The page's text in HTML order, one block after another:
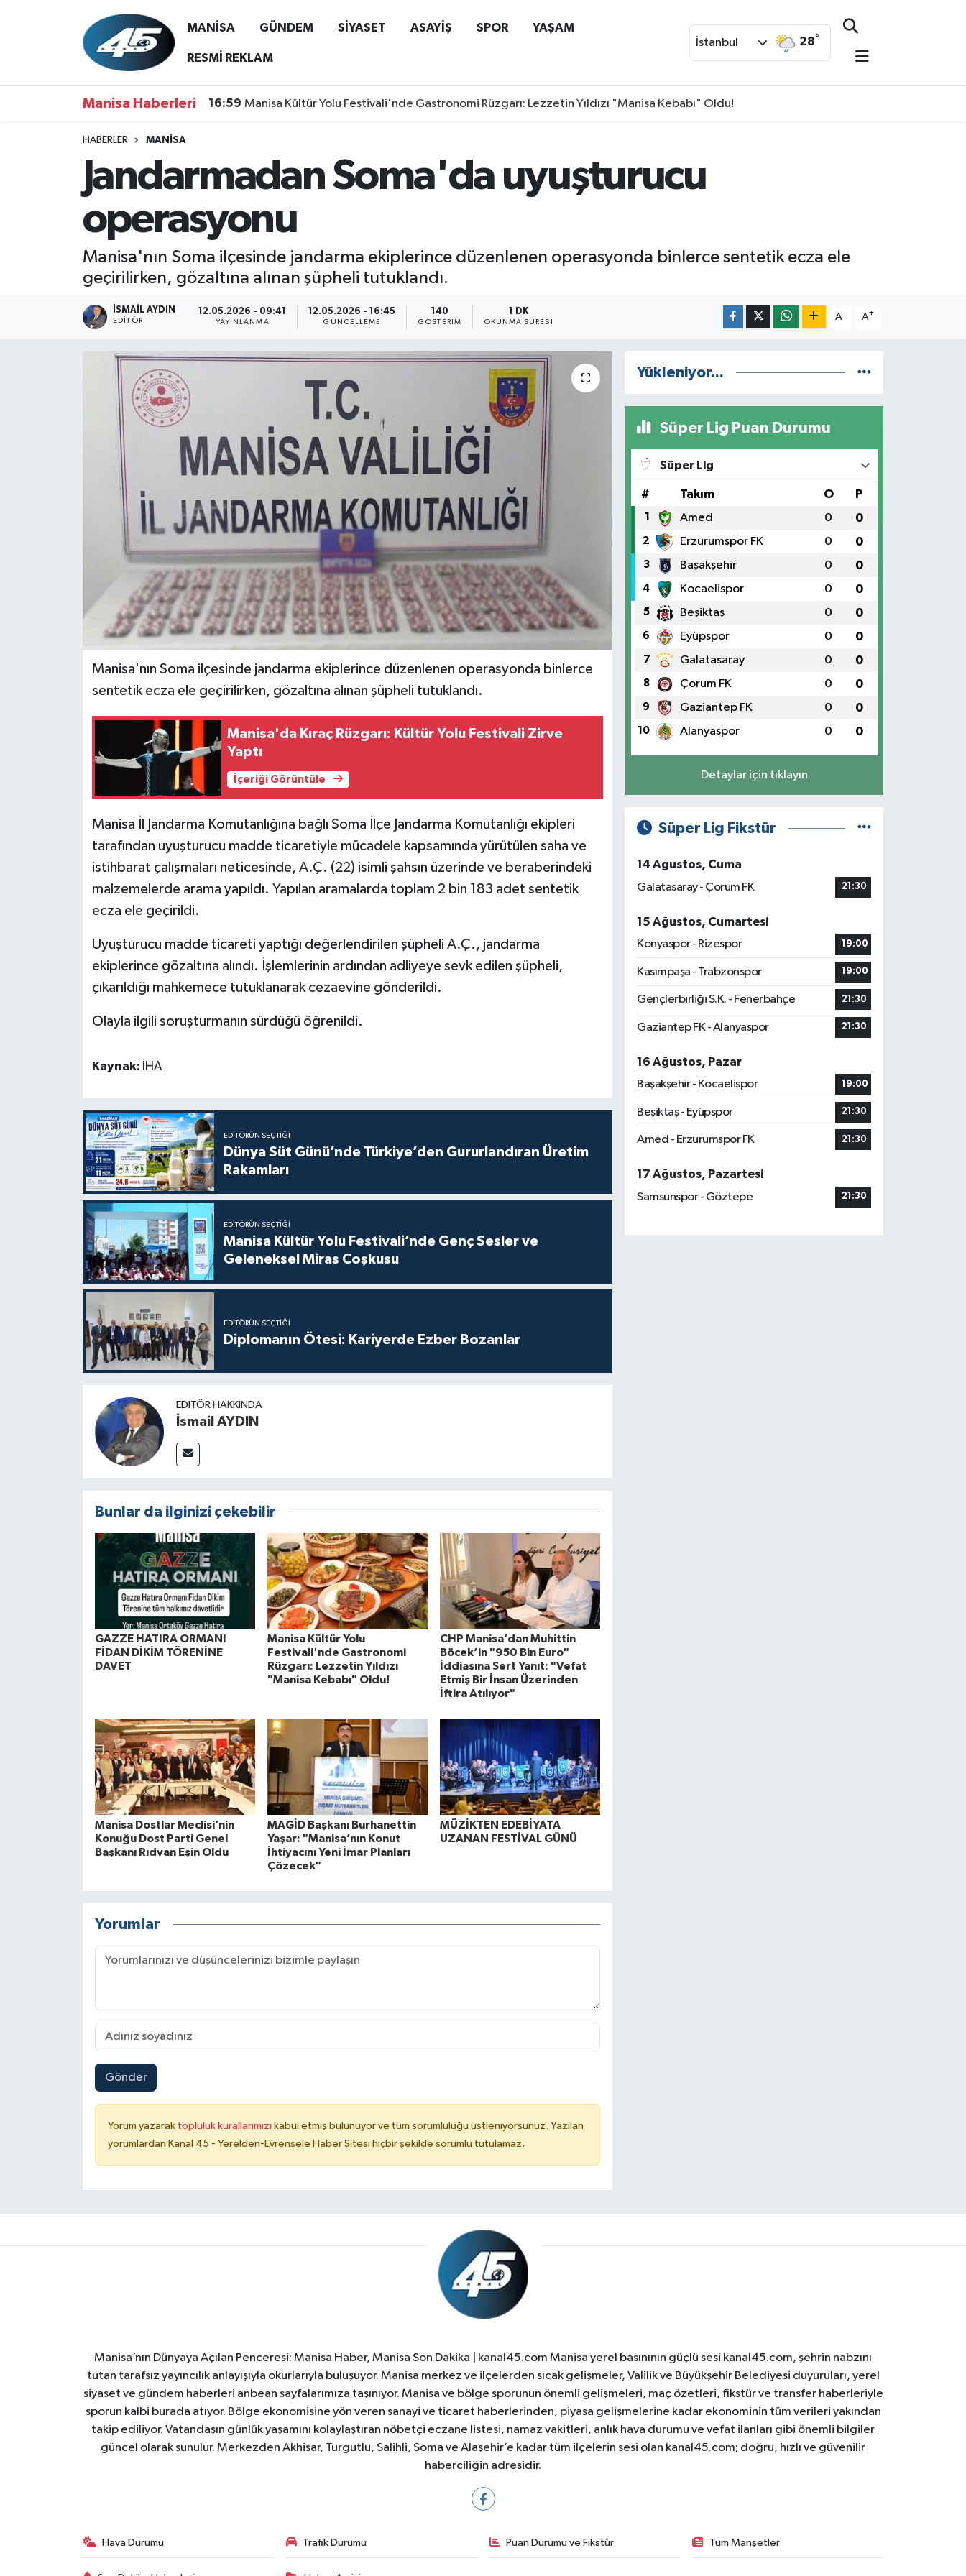
MANİSA GÜNDEM SİYASET ASAYİŞ SPOR YAŞAM
RESMİ REKLAM
İstanbul 28°
Manisa Haberleri 16:59 Manisa Kültür Yolu Festivali'nde Gastronomi Rüzgarı: Lezzetin Yıldızı "Manisa Kebabı" Oldu!
HABERLER MANİSA
Jandarmadan Soma'da uyuşturucu
operasyonu
Manisa'nın Soma ilçesinde jandarma ekiplerince düzenlenen operasyonda binlerce sentetik ecza ele
geçirilirken, gözaltına alınan şüpheli tutuklandı.
İSMAIL AYDIN
EDITÖR
12.05.2026 - 09:41
YAYINLANMA
12.05.2026 - 16:45
GÜNCELLEME
140
GÖSTERIM
1 DK
OKUNMA SÜRESI
A- A+
Manisa'nın Soma ilçesinde jandarma ekiplerince düzenlenen operasyonda binlerce
sentetik ecza ele geçirilirken, gözaltına alınan şüpheli tutuklandı.
Manisa'da Kıraç Rüzgarı: Kültür Yolu Festivali Zirve
Yaptı
İçeriği Görüntüle
Manisa İl Jandarma Komutanlığına bağlı Soma İlçe Jandarma Komutanlığı ekipleri
tarafından uyuşturucu madde ticaretiyle mücadele kapsamında yürütülen saha ve
istihbarat çalışmaları neticesinde, A.Ç. (22) isimli şahsın üzerinde ve beraberindeki
malzemelerde arama yapıldı. Yapılan aramalarda toplam 2 bin 183 adet sentetik
ecza ele geçirildi.
Uyuşturucu madde ticareti yaptığı değerlendirilen şüpheli A.Ç., jandarma
ekiplerince gözaltına alındı. İşlemlerinin ardından adliyeye sevk edilen şüpheli,
çıkarıldığı mahkemece tutuklanarak cezaevine gönderildi.
Olayla ilgili soruşturmanın sürdüğü öğrenildi.
Kaynak: İHA
EDITÖRÜN SEÇTIĞI
Dünya Süt Günü’nde Türkiye’den Gururlandıran Üretim
Rakamları
EDITÖRÜN SEÇTIĞI
Manisa Kültür Yolu Festivali’nde Genç Sesler ve
Geleneksel Miras Coşkusu
EDITÖRÜN SEÇTIĞI
Diplomanın Ötesi: Kariyerde Ezber Bozanlar
EDITÖR HAKKINDA
İsmail AYDIN
Bunlar da ilginizi çekebilir
GAZZE HATIRA ORMANI
FİDAN DİKİM TÖRENİNE
DAVET
Manisa Kültür Yolu
Festivali'nde Gastronomi
Rüzgarı: Lezzetin Yıldızı
"Manisa Kebabı" Oldu!
CHP Manisa’dan Muhittin
Böcek’in "950 Bin Euro"
İddiasına Sert Yanıt: "Vefat
Etmiş Bir İnsan Üzerinden
İftira Atılıyor"
Manisa Dostlar Meclisi’nin
Konuğu Dost Parti Genel
Başkanı Rıdvan Eşin Oldu
MAGİD Başkanı Burhanettin
Yaşar: "Manisa’nın Konut
İhtiyacını Yeni İmar Planları
Çözecek"
MÜZİKTEN EDEBİYATA
UZANAN FESTİVAL GÜNÜ
Yorumlar
Gönder
Yorum yazarak topluluk kurallarımızı kabul etmiş bulunuyor ve tüm sorumluluğu üstleniyorsunuz. Yazılan
yorumlardan Kanal 45 - Yerelden-Evrensele Haber Sitesi hiçbir şekilde sorumlu tutulamaz.
Yükleniyor...
Süper Lig Puan Durumu
Süper Lig
# Takım O P
1 Amed 0 0
2 Erzurumspor FK 0 0
3 Başakşehir 0 0
4 Kocaelispor 0 0
5 Beşiktaş 0 0
6 Eyüpspor 0 0
7 Galatasaray 0 0
8 Çorum FK 0 0
9 Gaziantep FK 0 0
10 Alanyaspor 0 0
Detaylar için tıklayın
Süper Lig Fikstür
14 Ağustos, Cuma
Galatasaray - Çorum FK
21:30
15 Ağustos, Cumartesi
Konyaspor - Rizespor
19:00
Kasımpaşa - Trabzonspor 19:00
Gençlerbirliği S.K. - Fenerbahçe 21:30
Gaziantep FK - Alanyaspor 21:30
16 Ağustos, Pazar
Başakşehir - Kocaelispor
19:00
Beşiktaş - Eyüpspor 21:30
Amed - Erzurumspor FK 21:30
17 Ağustos, Pazartesi
Samsunspor - Göztepe
21:30
Manisa’nın Dünyaya Açılan Penceresi: Manisa Haber, Manisa Son Dakika | kanal45.com Manisa yerel basınının güçlü sesi kanal45.com, şehrin nabzını
tutan tarafsız yayıncılık anlayışıyla okurlarıyla buluşuyor. Manisa merkez ve ilçelerden sıcak gelişmeler, Valilik ve Büyükşehir Belediyesi duyuruları, yerel
siyaset ve gündem haberleri anbean sayfalarımıza taşınıyor. Manisa ve bölge sporunun önemli gelişmeleri, maç özetleri, fikstür ve transfer haberleriyle
sporun kalbi burada atıyor. Bölge ekonomisine yön veren sanayi ve ticaret haberlerinden, piyasa gelişmelerine kadar ekonominin tüm verileri yakından
takip ediliyor. Vatandaşın günlük yaşamını kolaylaştıran nöbetçi eczane listesi, namaz vakitleri, anlık hava durumu ve vefat ilanları gibi önemli bilgiler
güncel olarak sunulur. Merkezden Akhisar, Turgutlu, Salihli, Soma ve Alaşehir’e kadar tüm ilçelerin sesi olan kanal45.com; doğru, hızlı ve güvenilir
haberciliğin adresidir.
Hava Durumu Trafik Durumu Puan Durumu ve Fikstür Tüm Manşetler
MANİSA
RESMİ REKLAM
Hava Durumu
Son Dakika Haberleri
Haber Arşivi